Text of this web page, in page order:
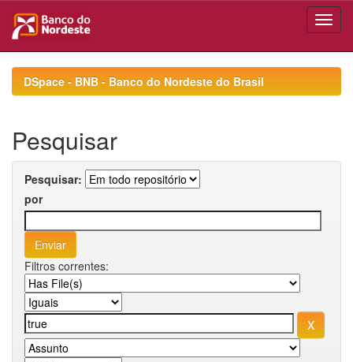
navigationDSpace - BNB - Banco do Nordeste do Brasil
Pesquisar
Pesquisar:
por
Filtros correntes: